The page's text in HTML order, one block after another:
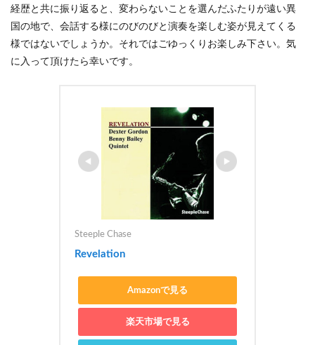
経歴と共に振り返ると、変わらないことを選んだふたりが遠い異
国の地で、会話する様にのびのびと演奏を楽しむ姿が見えてくる
様ではないでしょうか。それではごゆっくりお楽しみ下さい。気
に入って頂けたら幸いです。
Steeple Chase
Revelation
Amazonで見る
楽天市場で見る